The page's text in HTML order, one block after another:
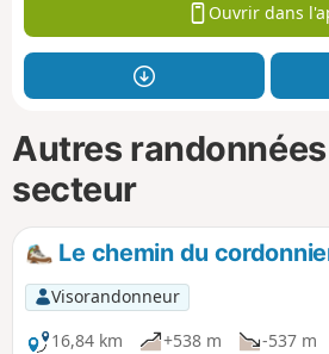
Ouvrir dans
Autres
secteur
Le chemin du
Visorandonneur
16,84 km
+538 m
-537 m